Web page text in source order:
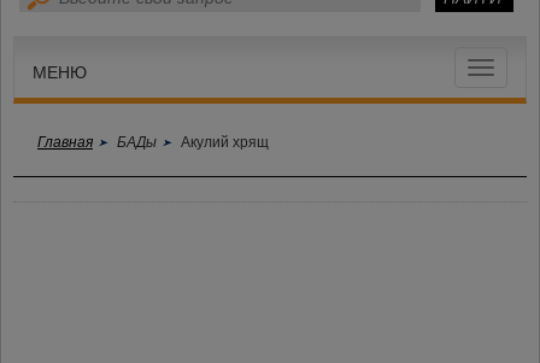
Toggle
МЕНЮ
Главная БАДы Акулий хрящ